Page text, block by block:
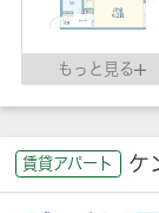
もっと見る
賃貸アパート ケ